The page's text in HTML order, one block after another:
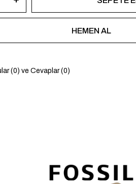
(0) ve Cevaplar (0)